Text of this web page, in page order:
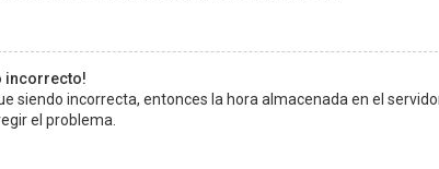
incorrecto!
siendo incorrecta, entonces la hora almacenada en el
el problema.